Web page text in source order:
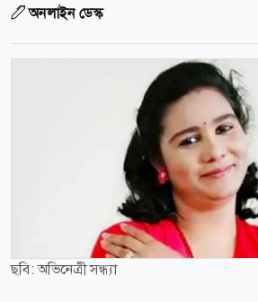
অনলাইন ডেস্ক
ছবি: অভিনেত্রী সন্ধ্যা